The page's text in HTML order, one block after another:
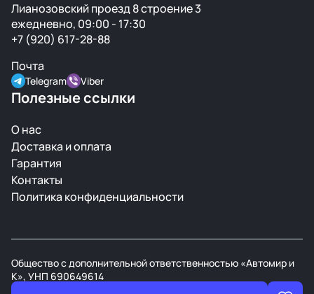
Лианозовский проезд 8 строение 3
ежедневно, 09:00 - 17:30
+7 (920) 617-28-88
Почта
Telegram Viber
Полезные ссылки
О нас
Доставка и оплата
Гарантия
Контакты
Политика конфиденциальности
Общество с дополнительной ответственностью «Автомир и
К», УНП 690649614
В торговом реестре РБ с 21 марта 2008г.